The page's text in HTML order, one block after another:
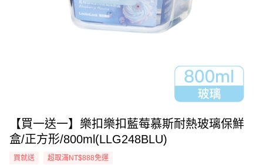
【買一送一】樂扣樂扣藍莓慕斯耐熱玻璃保鮮
盒/正方形/800ml(LLG248BLU)
買就送 超取滿NT$888免運